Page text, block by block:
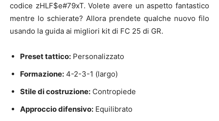
codice zHLF$e#79xT. Volete avere un aspetto fantastico
mentre lo schierate? Allora prendete qualche nuovo filo
usando la guida ai migliori kit di FC 25 di GR.
Preset tattico: Personalizzato
Formazione: 4-2-3-1 (largo)
Stile di costruzione: Contropiede
Approccio difensivo: Equilibrato